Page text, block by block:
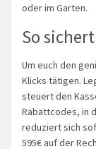
oder im Garten.
So
Um euch den
Klicks tätigen.
steuert den
Rabattcodes, in
reduziert sich
595€ auf der